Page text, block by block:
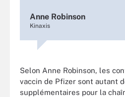
Anne Robinson
Kinaxis
Selon Anne Robinson, les
vaccin de Pfizer sont autant
supplémentaires pour la